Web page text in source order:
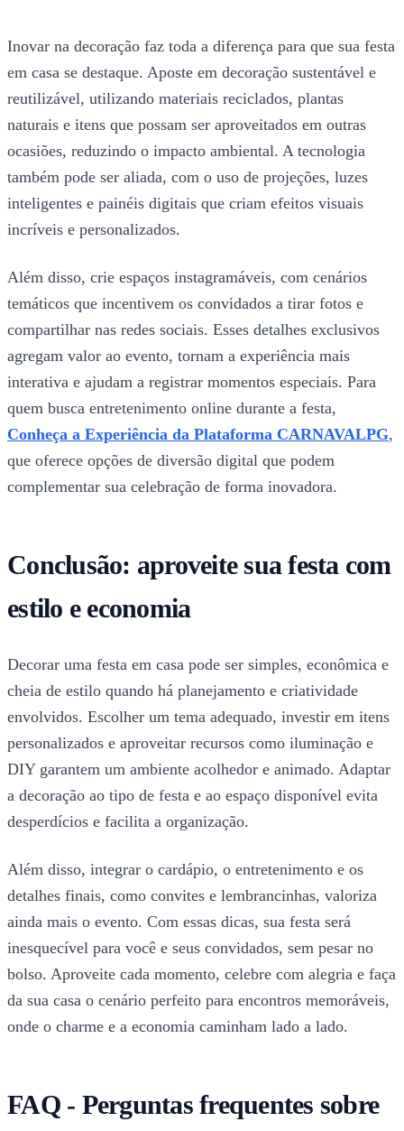
Inovar na decoração faz toda a diferença para que sua festa
em casa se destaque. Aposte em decoração sustentável e
reutilizável, utilizando materiais reciclados, plantas
naturais e itens que possam ser aproveitados em outras
ocasiões, reduzindo o impacto ambiental. A tecnologia
também pode ser aliada, com o uso de projeções, luzes
inteligentes e painéis digitais que criam efeitos visuais
incríveis e personalizados.
Além disso, crie espaços instagramáveis, com cenários
temáticos que incentivem os convidados a tirar fotos e
compartilhar nas redes sociais. Esses detalhes exclusivos
agregam valor ao evento, tornam a experiência mais
interativa e ajudam a registrar momentos especiais. Para
quem busca entretenimento online durante a festa,
Conheça a Experiência da Plataforma CARNAVALPG,
que oferece opções de diversão digital que podem
complementar sua celebração de forma inovadora.
Conclusão: aproveite sua festa com
estilo e economia
Decorar uma festa em casa pode ser simples, econômica e
cheia de estilo quando há planejamento e criatividade
envolvidos. Escolher um tema adequado, investir em itens
personalizados e aproveitar recursos como iluminação e
DIY garantem um ambiente acolhedor e animado. Adaptar
a decoração ao tipo de festa e ao espaço disponível evita
desperdícios e facilita a organização.
Além disso, integrar o cardápio, o entretenimento e os
detalhes finais, como convites e lembrancinhas, valoriza
ainda mais o evento. Com essas dicas, sua festa será
inesquecível para você e seus convidados, sem pesar no
bolso. Aproveite cada momento, celebre com alegria e faça
da sua casa o cenário perfeito para encontros memoráveis,
onde o charme e a economia caminham lado a lado.
FAQ - Perguntas frequentes sobre